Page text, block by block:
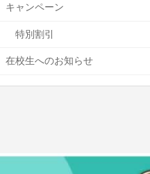
キャンペーン
特別割引
在校生へのお知らせ